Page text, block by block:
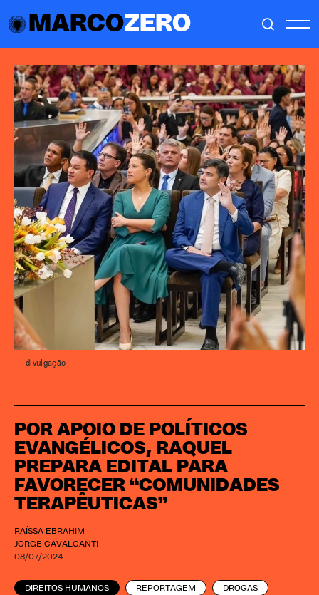
MARCOZERO
POR APOIO DE POLÍTICOS
EVANGÉLICOS, RAQUEL
PREPARA EDITAL PARA
FAVORECER “COMUNIDADES
TERAPÊUTICAS”
RAÍSSA EBRAHIM
JORGE CAVALCANTI
08/07/2024
DIREITOS HUMANOS REPORTAGEM DROGAS
divulgação